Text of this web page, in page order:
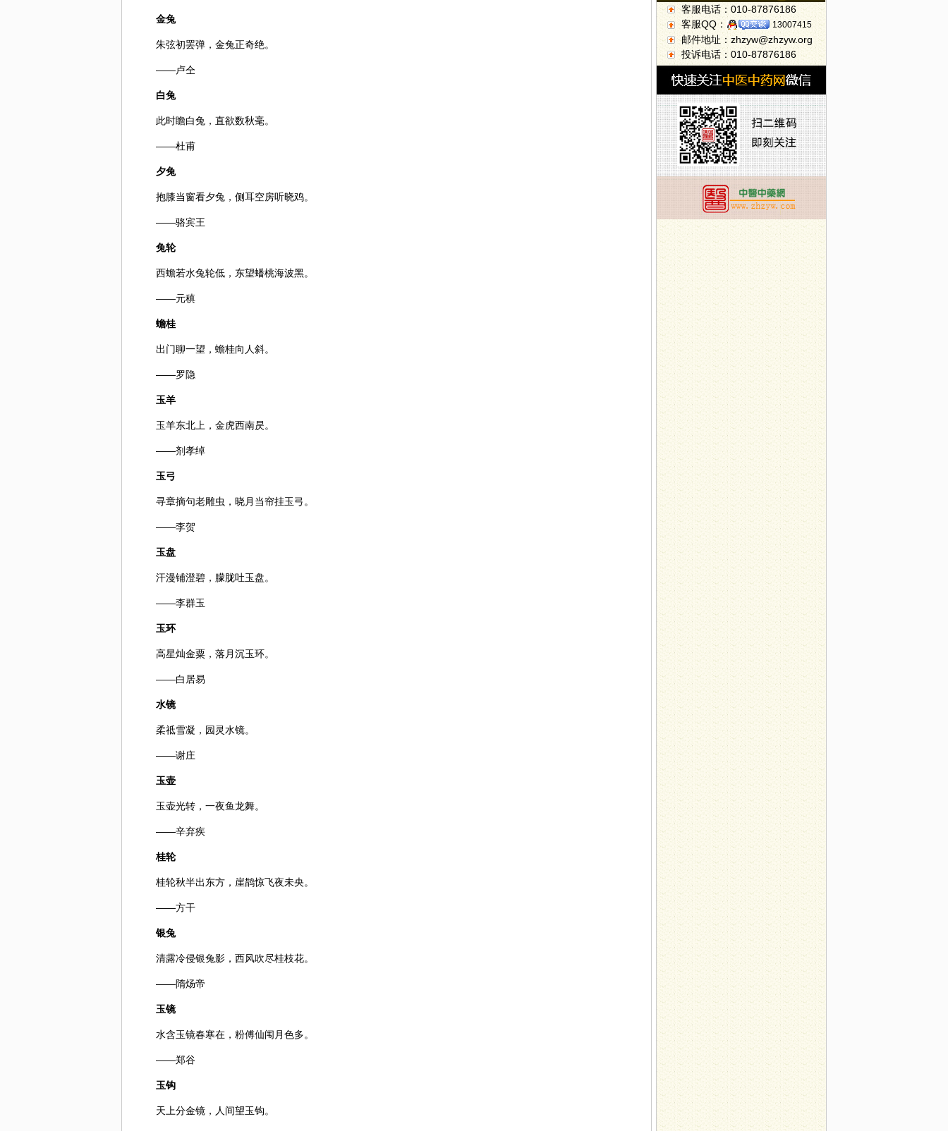
金兔
朱弦初罢弹，金兔正奇绝。
——卢仝
白兔
此时瞻白兔，直欲数秋毫。
——杜甫
夕兔
抱膝当窗看夕兔，侧耳空房听晓鸡。
——骆宾王
兔轮
西蟾若水兔轮低，东望蟠桃海波黑。
——元稹
蟾桂
出门聊一望，蟾桂向人斜。
——罗隐
玉羊
玉羊东北上，金虎西南昃。
——剂孝绰
玉弓
寻章摘句老雕虫，晓月当帘挂玉弓。
——李贺
玉盘
汗漫铺澄碧，朦胧吐玉盘。
——李群玉
玉环
高星灿金粟，落月沉玉环。
——白居易
水镜
柔祗雪凝，园灵水镜。
——谢庄
玉壶
玉壶光转，一夜鱼龙舞。
——辛弃疾
桂轮
桂轮秋半出东方，崖鹊惊飞夜未央。
——方干
银兔
清露冷侵银兔影，西风吹尽桂枝花。
——隋炀帝
玉镜
水含玉镜春寒在，粉傅仙闱月色多。
——郑谷
玉钩
天上分金镜，人间望玉钩。
客服电话：010-87876186
客服QQ：
13007415
邮件地址：zhzyw@zhzyw.org
投诉电话：010-87876186